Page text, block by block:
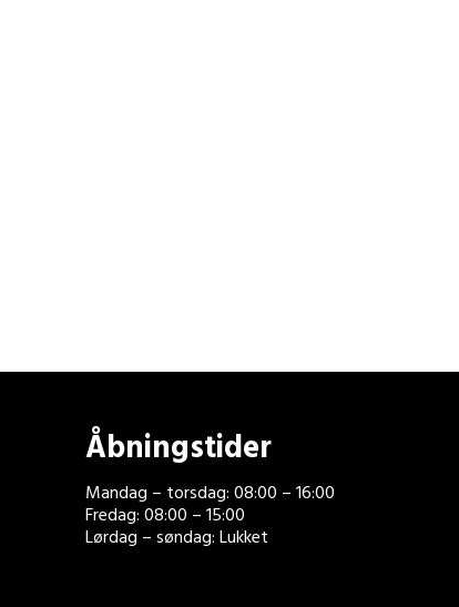
Åbningstider
Mandag – torsdag: 08:00 – 16:00
Fredag: 08:00 – 15:00
Lørdag – søndag: Lukket